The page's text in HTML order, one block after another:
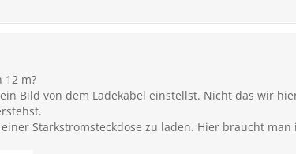
12 m?
Bild von dem Ladekabel einstellst. Nicht das wir
Starkstromsteckdose zu laden. Hier braucht